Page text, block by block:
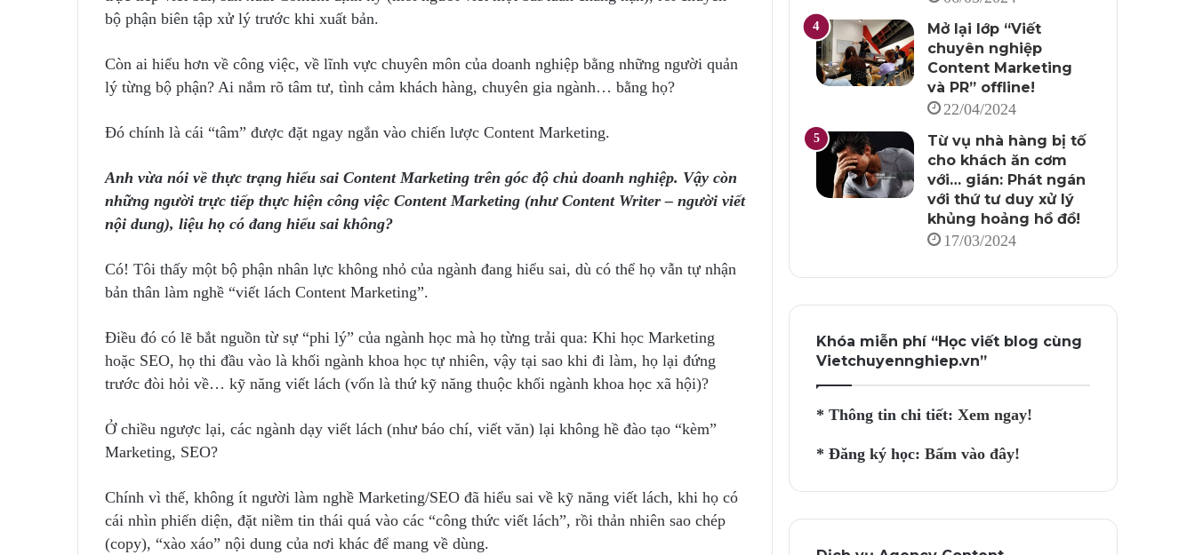
bộ phận biên tập xử lý trước khi xuất bản.
Còn ai hiểu hơn về công việc, về lĩnh vực chuyên môn của doanh nghiệp bằng những người quản
lý từng bộ phận? Ai nắm rõ tâm tư, tình cảm khách hàng, chuyên gia ngành… bằng họ?
Đó chính là cái “tâm” được đặt ngay ngắn vào chiến lược Content Marketing.
Anh vừa nói về thực trạng hiểu sai Content Marketing trên góc độ chủ doanh nghiệp. Vậy còn
những người trực tiếp thực hiện công việc Content Marketing (như Content Writer – người viết
nội dung), liệu họ có đang hiểu sai không?
Có! Tôi thấy một bộ phận nhân lực không nhỏ của ngành đang hiểu sai, dù có thể họ vẫn tự nhận
bản thân làm nghề “viết lách Content Marketing”.
Điều đó có lẽ bắt nguồn từ sự “phi lý” của ngành học mà họ từng trải qua: Khi học Marketing
hoặc SEO, họ thi đầu vào là khối ngành khoa học tự nhiên, vậy tại sao khi đi làm, họ lại đứng
trước đòi hỏi về… kỹ năng viết lách (vốn là thứ kỹ năng thuộc khối ngành khoa học xã hội)?
Ở chiều ngược lại, các ngành dạy viết lách (như báo chí, viết văn) lại không hề đào tạo “kèm”
Marketing, SEO?
Chính vì thế, không ít người làm nghề Marketing/SEO đã hiểu sai về kỹ năng viết lách, khi họ có
cái nhìn phiến diện, đặt niềm tin thái quá vào các “công thức viết lách”, rồi thản nhiên sao chép
(copy), “xào xáo” nội dung của nơi khác để mang về dùng.
Mở lại lớp “Viết
chuyên nghiệp
Content Marketing
và PR” offline!
22/04/2024
Từ vụ nhà hàng bị tố
cho khách ăn cơm
với… gián: Phát ngán
với thứ tư duy xử lý
khủng hoảng hồ đồ!
17/03/2024
Khóa miễn phí “Học viết blog cùng
Vietchuyennghiep.vn”
* Thông tin chi tiết:Xem ngay!
* Đăng ký học:Bấm vào đây!